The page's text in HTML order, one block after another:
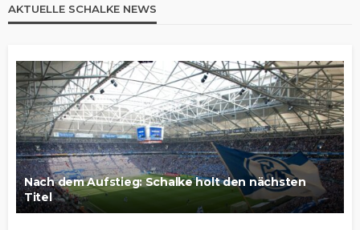
AKTUELLE SCHALKE NEWS
Nach dem Aufstieg: Schalke holt den nächsten
Titel